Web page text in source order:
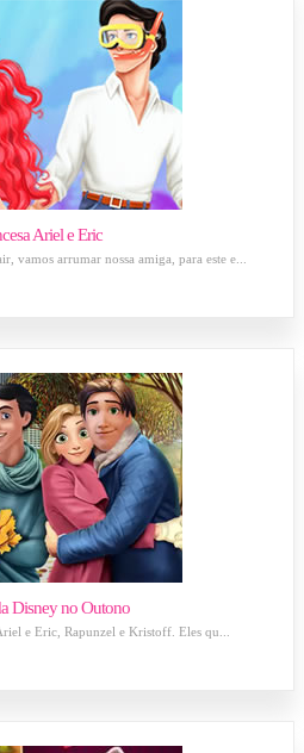
Ariel e Eric
vamos arrumar nossa amiga, para este e...
Disney no Outono
e Eric, Rapunzel e Kristoff. Eles qu...